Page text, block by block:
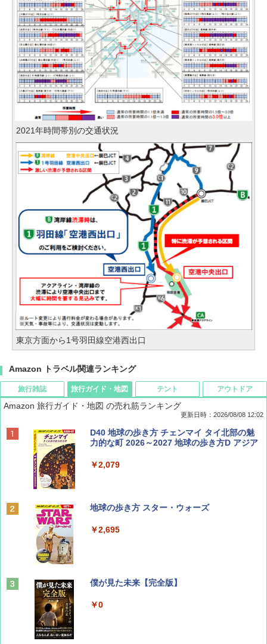
2021年時間帯別の交通状況
東京方面から1号羽田線空港西出口
Amazon トラベル関連ランキング
旅行雑誌
BE-PAL(ビ-パル) 2026年 9 月号【特別付録:
SOTO ミニマル"旅"財布 ランダム2種】
￥1,500
ディズニーファン ２０２６年 ９月号 [雑
山と溪谷 2026年8月号「南アルプス大全」
￥1,540
旅行ガイド・地図
Amazon 旅行ガイド・地図 の売れ筋ランキング
更新日時：2026/08/08 12:02
D40 地球の歩き方 チェンマイ タイ北部の魅
力的な町 2026～2027 地球の歩き方D アジア
￥2,079
地球の歩き方 スター・ウォーズ
￥2,695
僕が見た未来【完全版】
￥0
テント アウトドア